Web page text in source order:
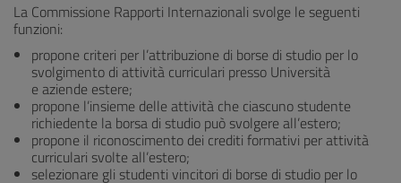
La Commissione Rapporti Internazionali svolge le seguenti
funzioni:
propone criteri per l’attribuzione di borse di studio per lo
svolgimento di attività curriculari presso Università
e aziende estere;
propone l’insieme delle attività che ciascuno studente
richiedente la borsa di studio può svolgere all’estero;
propone il riconoscimento dei crediti formativi per attività
curriculari svolte all’estero;
selezionare gli studenti vincitori di borse di studio per lo